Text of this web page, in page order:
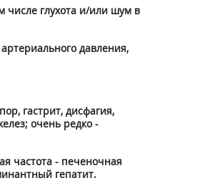
числе глухота и/или шум в
давления,
гастрит, дисфагия,
очень редко -
частота - печеночная
гепатит.